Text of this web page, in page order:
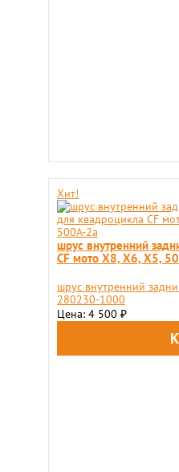
Хит!
шрус внутренний
CF мото X8, X6, X5,
шрус внутренний
280230-1000
Цена: 4 500 ₽